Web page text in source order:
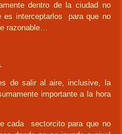
dentro de la ciudad no
es interceptarlos para que no
razonable…
de salir al aire, inclusive, la
importante a la hora
cada sectorcito para que no